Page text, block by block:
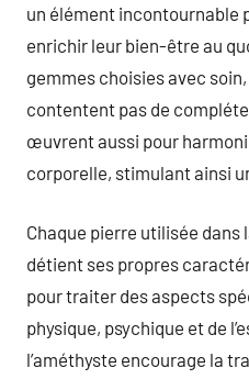
un élément incontournable
enrichir leur bien-être au
gemmes choisies avec
contentent pas de
œuvrent aussi pour
corporelle, stimulant ainsi
Chaque pierre utilisée
détient ses propres
pour traiter des aspects
physique, psychique et de
l’améthyste encourage la